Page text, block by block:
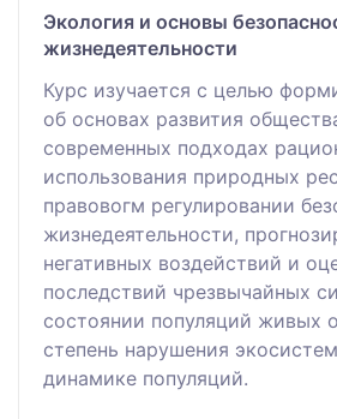
Экология и основы
жизнедеятельности
Курс изучается с целью
об основах развития
современных подходах
использования природных
правовогм регулировании
жизнедеятельности,
негативных воздействий и
последствий чрезвычайных
состоянии популяций живых
степень нарушения
динамике популяций.